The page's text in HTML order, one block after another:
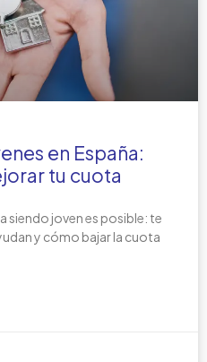
en España:
tu cuota
siendo joven es posible: te
y cómo bajar la cuota